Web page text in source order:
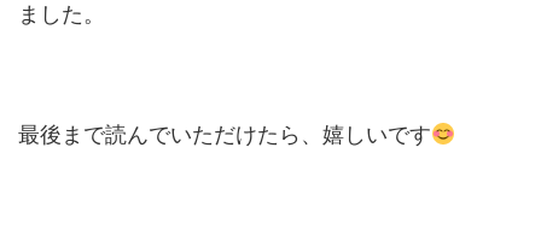
ました。
最後まで読んでいただけたら、嬉しいです